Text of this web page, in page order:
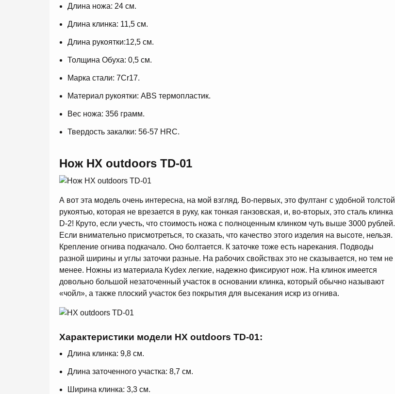
Длина ножа: 24 см.
Длина клинка: 11,5 см.
Длина рукоятки:12,5 см.
Толщина Обуха: 0,5 см.
Марка стали: 7Cr17.
Материал рукоятки: ABS термопластик.
Вес ножа: 356 грамм.
Твердость закалки: 56-57 HRC.
Нож HX outdoors TD-01
А вот эта модель очень интересна, на мой взгляд. Во-первых, это фултанг с удобной толстой
рукоятью, которая не врезается в руку, как тонкая ганзовская, и, во-вторых, это сталь клинка
D-2! Круто, если учесть, что стоимость ножа с полноценным клинком чуть выше 3000 рублей.
Если внимательно присмотреться, то сказать, что качество этого изделия на высоте, нельзя.
Крепление огнива подкачало. Оно болтается. К заточке тоже есть нарекания. Подводы
разной ширины и углы заточки разные. На рабочих свойствах это не сказывается, но тем не
менее. Ножны из материала Kydex легкие, надежно фиксируют нож. На клинок имеется
довольно большой незаточенный участок в основании клинка, который обычно называют
«чойл», а также плоский участок без покрытия для высекания искр из огнива.
Характеристики модели HX outdoors TD-01:
Длина клинка: 9,8 см.
Длина заточенного участка: 8,7 см.
Ширина клинка: 3,3 см.